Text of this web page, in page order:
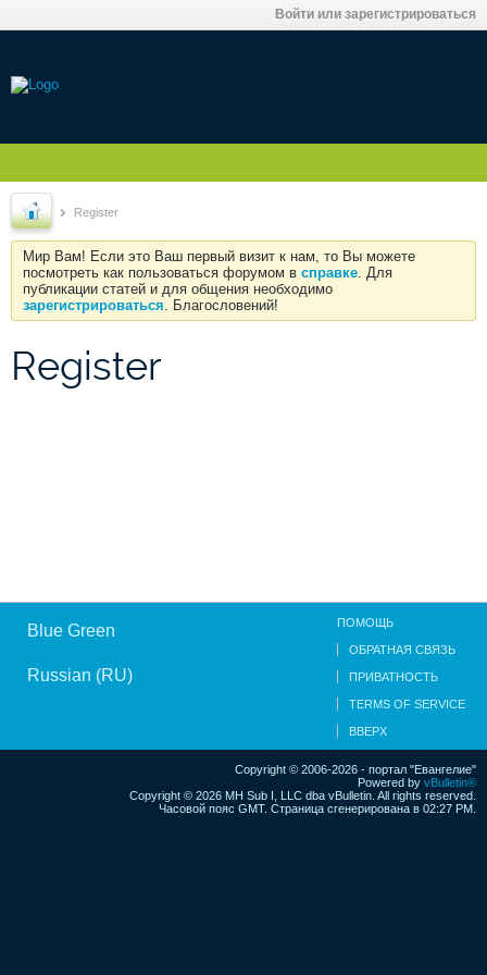
Войти или зарегистрироваться
Register
Мир Вам! Если это Ваш первый визит к нам, то Вы можете
посмотреть как пользоваться форумом в справке. Для
публикации статей и для общения необходимо
зарегистрироваться. Благословений!
Register
Blue Green
Russian (RU)
ПОМОЩЬ
ОБРАТНАЯ СВЯЗЬ
ПРИВАТНОСТЬ
TERMS OF SERVICE
ВВЕРХ
Copyright © 2006-2026 - портал "Евангелие"
Powered by vBulletin®
Copyright © 2026 MH Sub I, LLC dba vBulletin. All rights reserved.
Часовой пояс GMT. Страница сгенерирована в 02:27 PM.